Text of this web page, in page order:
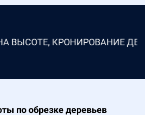
КРОНИРОВАНИЕ
по обрезке деревьев